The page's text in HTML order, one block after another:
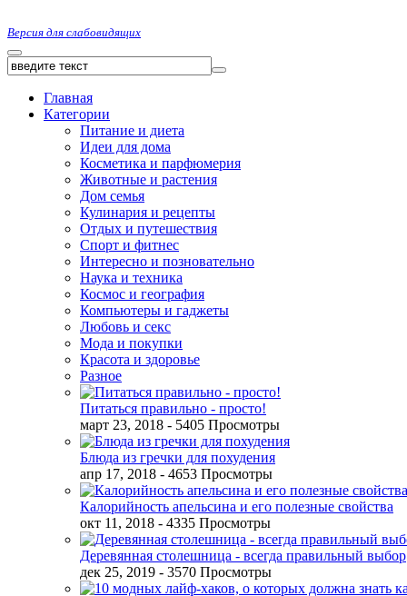
Версия для слабовидящих
Главная
Категории
Питание и диета
Идеи для дома
Косметика и парфюмерия
Животные и растения
Дом семья
Кулинария и рецепты
Отдых и путешествия
Спорт и фитнес
Интересно и позновательно
Наука и техника
Космос и география
Компьютеры и гаджеты
Любовь и секс
Мода и покупки
Красота и здоровье
Разное
Питаться правильно - просто!
март 23, 2018 - 5405 Просмотры
Блюда из гречки для похудения
апр 17, 2018 - 4653 Просмотры
Калорийность апельсина и его полезные свойства
окт 11, 2018 - 4335 Просмотры
Деревянная столешница - всегда правильный выбор
дек 25, 2019 - 3570 Просмотры